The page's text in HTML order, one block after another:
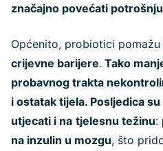
značajno povećati
Općenito, probiotici pomažu
crijevne barijere. Tako
probavnog trakta
i ostatak tijela. Posljedica
utjecati i na tjelesnu težinu:
na inzulin u mozgu, što